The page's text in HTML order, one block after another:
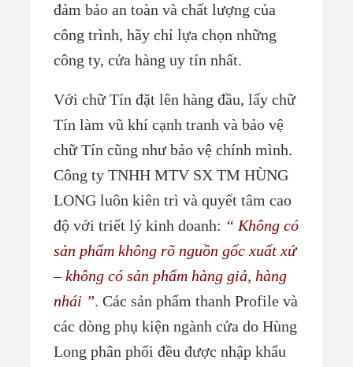
đảm bảo an toàn và chất lượng của
công trình, hãy chỉ lựa chọn những
công ty, cửa hàng uy tín nhất.
Với chữ Tín đặt lên hàng đầu, lấy chữ
Tín làm vũ khí cạnh tranh và bảo vệ
chữ Tín cũng như bảo vệ chính mình.
Công ty TNHH MTV SX TM HÙNG
LONG luôn kiên trì và quyết tâm cao
độ với triết lý kinh doanh: “ Không có
sản phẩm không rõ nguồn gốc xuất xứ
– không có sản phẩm hàng giả, hàng
nhái ”.Các sản phẩm thanh Profile và
các dòng phụ kiện ngành cửa do Hùng
Long phân phối đều được nhập khẩu